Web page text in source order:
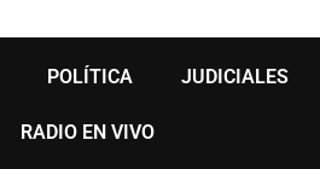
POLÍTICA JUDICIALES
RADIO EN VIVO